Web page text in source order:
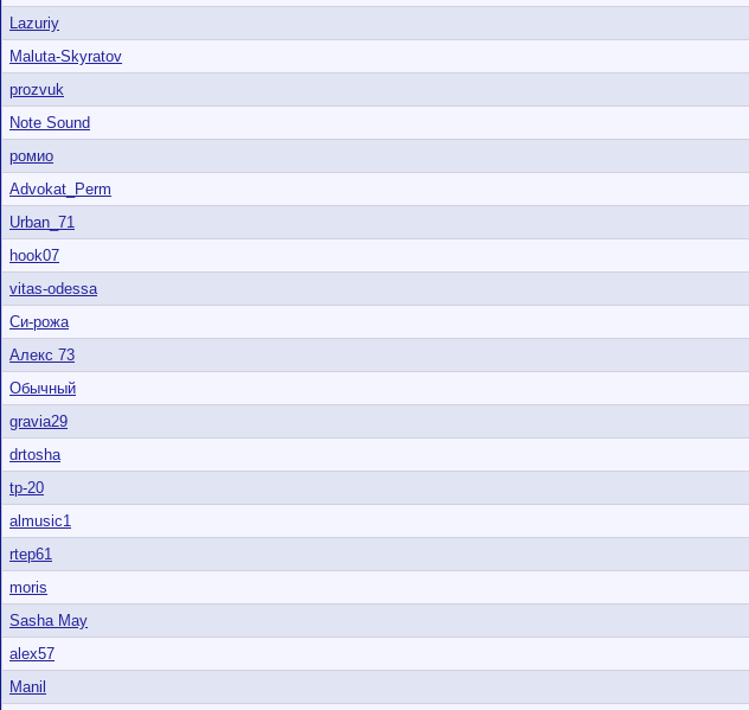
Lazuriy
Maluta-Skyratov
prozvuk
Note Sound
ромио
Advokat_Perm
Urban_71
hook07
vitas-odessa
Си-рожа
Алекс 73
Обычный
gravia29
drtosha
tp-20
almusic1
rtep61
moris
Sasha May
alex57
Manil